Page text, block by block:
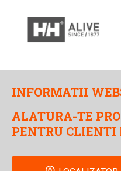
INFORMATII
ALATURA-TE
PENTRU CLIENTI